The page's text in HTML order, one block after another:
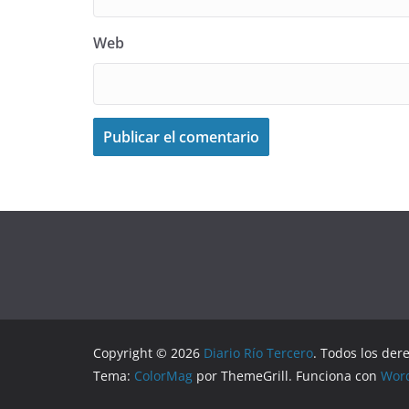
Web
Copyright © 2026 Diario Río Tercero. Todos los
Tema: ColorMag por ThemeGrill. Funciona con